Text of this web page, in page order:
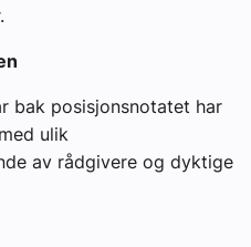
bak posisjonsnotatet har
ulik
av rådgivere og dyktige